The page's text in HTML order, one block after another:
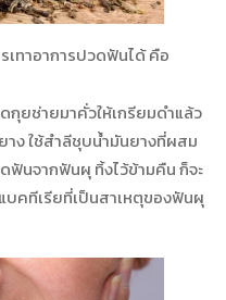
ทาอาการปวดฟันได้ คือ
ช่ายมาคั่วให้เกรียมดำแล้ว
าง ใช้สำลีชุบน้ำมันยางที่ผสม
นจากฟันผุ ทิ้งไว้ข้ามคืน ก็จะ
บคทีเรียที่เป็นสาเหตุของฟันผุ